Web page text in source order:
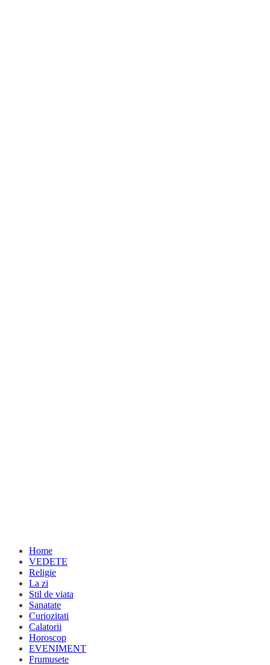
Home
VEDETE
Religie
La zi
Stil de viata
Sanatate
Curiozitati
Calatorii
Horoscop
EVENIMENT
Frumusete